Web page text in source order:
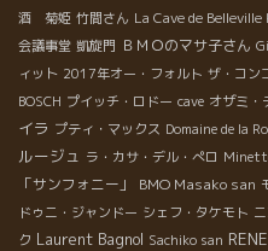
酒 菊姫 竹間さん La Cave de
会議事堂 凱旋門 ＢＭＯのマサ子さん
ィット 2017年オー・フォルト ザ・コン
BOSCH プイッチ・ロドー cave オザミ・
イラ プティ・マックス Domaine de la
ルージュ ラ・カサ・デル・ぺロ
「サンフォニー」
BMO Masako san
ドゥニ・ジャンドー シェフ・タケモト
ク Laurent Bagnol Sachiko san